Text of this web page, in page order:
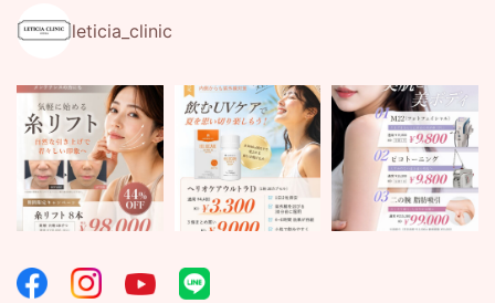
leticia_clinic